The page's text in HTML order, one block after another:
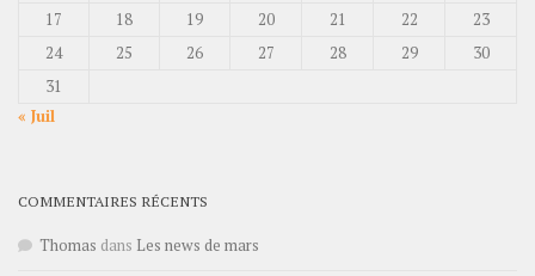
17
18 19 20 21 22
23
24
25 26 27 28 29
30
31
« Juil
COMMENTAIRES RÉCENTS
Thomas dans Les news de mars